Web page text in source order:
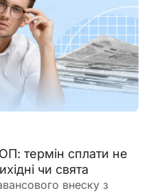
термін сплати не
чи свята
внеску з